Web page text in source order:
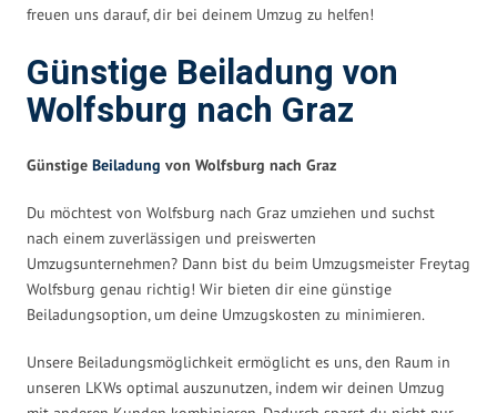
freuen uns darauf, dir bei deinem Umzug zu helfen!
Günstige Beiladung von
Wolfsburg nach Graz
Günstige Beiladung von Wolfsburg nach Graz
Du möchtest von Wolfsburg nach Graz umziehen und suchst
nach einem zuverlässigen und preiswerten
Umzugsunternehmen? Dann bist du beim Umzugsmeister Freytag
Wolfsburg genau richtig! Wir bieten dir eine günstige
Beiladungsoption, um deine Umzugskosten zu minimieren.
Unsere Beiladungsmöglichkeit ermöglicht es uns, den Raum in
unseren LKWs optimal auszunutzen, indem wir deinen Umzug